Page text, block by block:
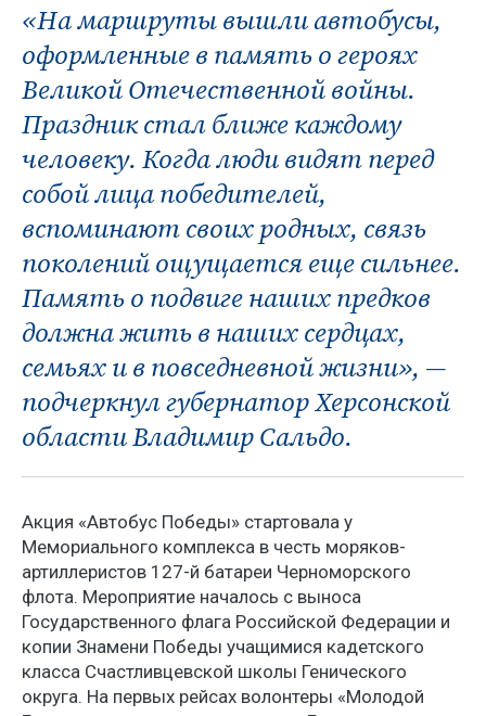
«На маршруты вышли автобусы,
оформленные в память о героях
Великой Отечественной войны.
Праздник стал ближе каждому
человеку. Когда люди видят перед
собой лица победителей,
вспоминают своих родных, связь
поколений ощущается еще сильнее.
Память о подвиге наших предков
должна жить в наших сердцах,
семьях и в повседневной жизни», —
подчеркнул губернатор Херсонской
области Владимир Сальдо.
Акция «Автобус Победы» стартовала у
Мемориального комплекса в честь моряков-
артиллеристов 127-й батареи Черноморского
флота. Мероприятие началось с выноса
Государственного флага Российской Федерации и
копии Знамени Победы учащимися кадетского
класса Счастливцевской школы Генического
округа. На первых рейсах волонтеры «Молодой